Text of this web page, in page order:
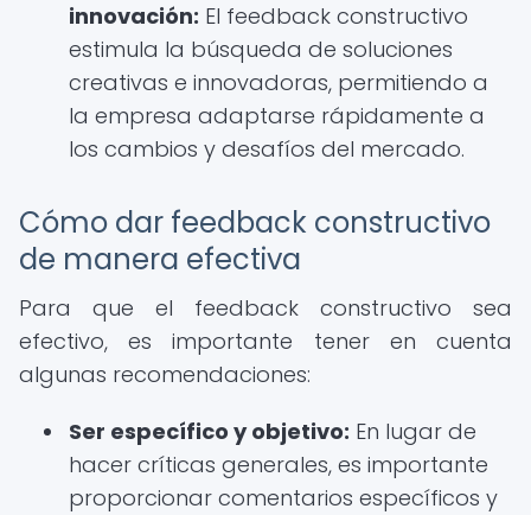
innovación: El feedback constructivo
estimula la búsqueda de soluciones
creativas e innovadoras, permitiendo a
la empresa adaptarse rápidamente a
los cambios y desafíos del mercado.
Cómo dar feedback constructivo
de manera efectiva
Para que el feedback constructivo sea
efectivo, es importante tener en cuenta
algunas recomendaciones:
Ser específico y objetivo: En lugar de
hacer críticas generales, es importante
proporcionar comentarios específicos y